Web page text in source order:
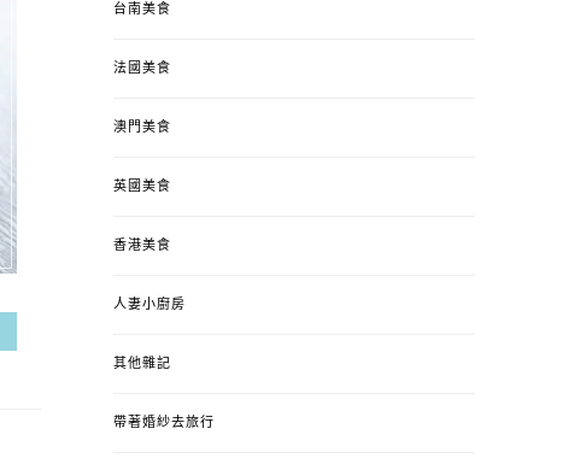
台南美食
法國美食
澳門美食
英國美食
香港美食
人妻小廚房
其他雜記
帶著婚紗去旅行